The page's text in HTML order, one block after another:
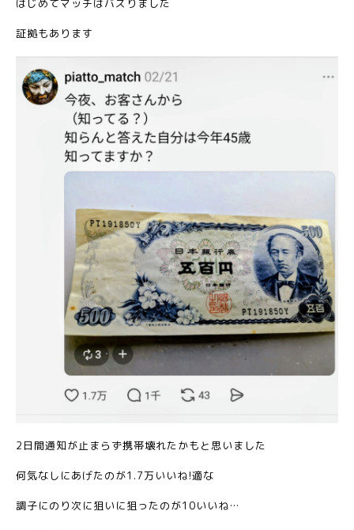
はじめてマッチはバズりました
証拠もあります
2日間通知が止まらず携帯壊れたかもと思いました
何気なしにあげたのが1.7万いいね!適な
調子にのり次に狙いに狙ったのが10いいね…